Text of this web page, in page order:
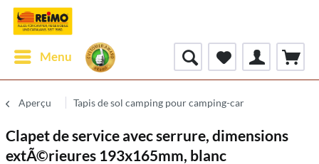
Menu
Aperçu Tapis de sol camping pour camping-car
Clapet de service avec serrure, dimensions
extÃ©rieures 193x165mm, blanc